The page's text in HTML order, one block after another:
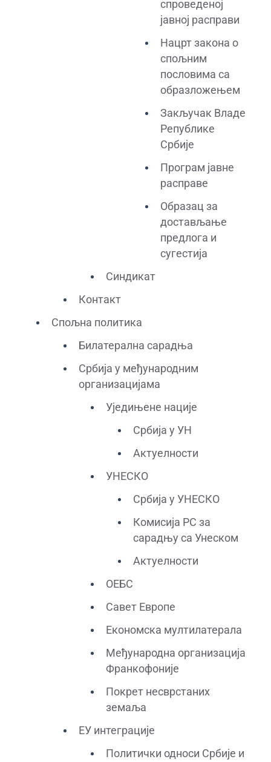
спроведеној
јавној расправи
Нацрт закона о
спољним
пословима са
образложењем
Закључак Владе
Републике
Србије
Програм јавне
расправе
Образац за
достављање
предлога и
сугестија
Синдикат
Контакт
Спољна политика
Билатерална сарадња
Србија у међународним
организацијама
Уједињене нације
Србија у УН
Актуелности
УНЕСКО
Србија у УНЕСКО
Комисија РС за
сарадњу са Унеском
Актуелности
ОЕБС
Савет Европе
Економска мултилатерала
Међународна организација
Франкофоније
Покрет несврстаних
земаља
ЕУ интеграције
Политички односи Србије и